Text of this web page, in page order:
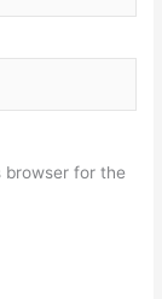
browser for the